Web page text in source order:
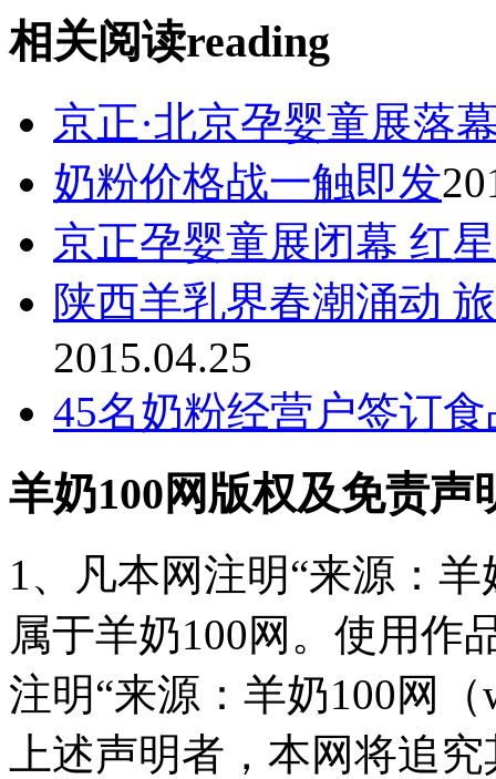
相关阅读reading
京正·北京孕婴童展落
奶粉价格战一触即发
京正孕婴童展闭幕 红
陕西羊乳界春潮涌动
2015.04.25
45名奶粉经营户签订
羊奶100网版权及免责声
1、凡本网注明“来源：
属于羊奶100网。使用作
注明“来源：羊奶100网（
上述声明者，本网将追